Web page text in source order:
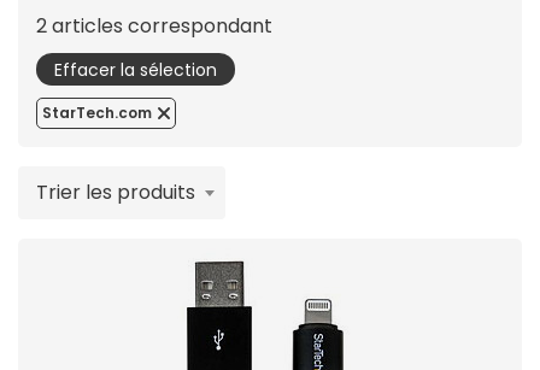
2 articles correspondant
Effacer la sélection
StarTech.com
Trier les produits